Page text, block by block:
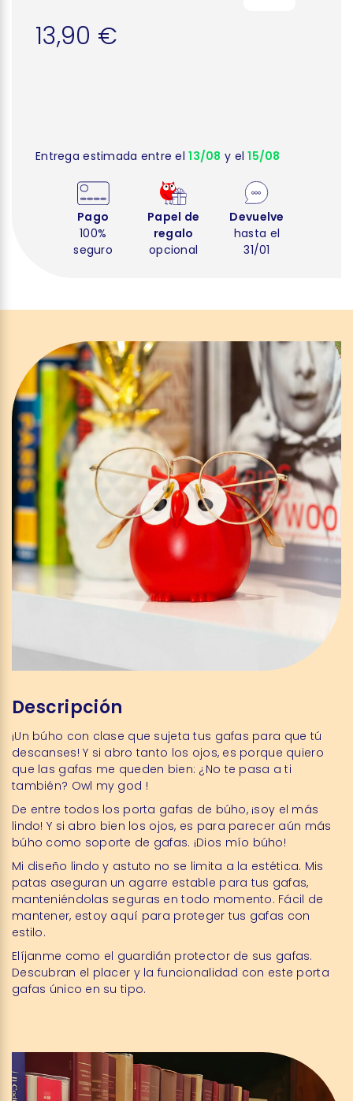
13,90 €
Entrega estimada entre el13/08 y el15/08
Pago
100%
seguro
Papel de
regalo
opcional
Devuelve
hasta el
31/01
Descripción
¡Un búho con clase que sujeta tus gafas para que tú
descanses! Y si abro tanto los ojos, es porque quiero
que las gafas me queden bien: ¿No te pasa a ti
también? Owl my god !
De entre todos los porta gafas de búho,¡soy el más
lindo! Y si abro bien los ojos, es para parecer aún más
búho como soporte de gafas. ¡Dios mío búho!
Mi diseño lindo y astuto no se limita a la estética. Mis
patas aseguran un agarre estable para tus gafas,
manteniéndolas seguras en todo momento. Fácil de
mantener, estoy aquí para proteger tus gafas con
estilo.
Elíjanme como el guardián protector de sus gafas.
Descubran el placer y la funcionalidad con este porta
gafas único en su tipo.